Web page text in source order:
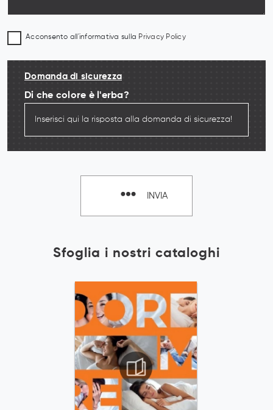
Sfoglia i nostri cataloghi
Acconsento all'informativa sulla Privacy Policy
Domanda di sicurezza
Di che colore è l'erba?
INVIA